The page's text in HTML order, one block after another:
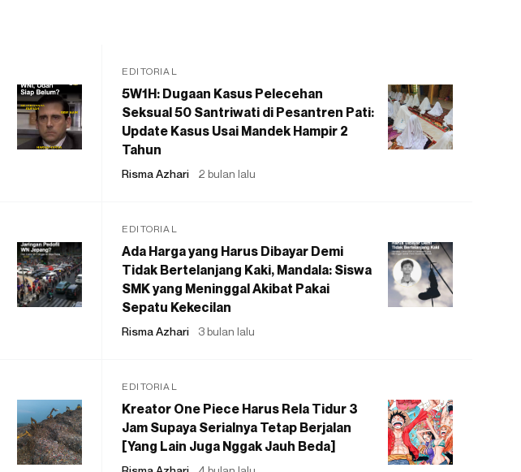
EDITORIAL
5W1H: Dugaan Kasus Pelecehan
Seksual 50 Santriwati di Pesantren Pati:
Update Kasus Usai Mandek Hampir 2
Tahun
Risma Azhari 2 bulan lalu
EDITORIAL
Ada Harga yang Harus Dibayar Demi
Tidak Bertelanjang Kaki, Mandala: Siswa
SMK yang Meninggal Akibat Pakai
Sepatu Kekecilan
Risma Azhari 3 bulan lalu
EDITORIAL
Kreator One Piece Harus Rela Tidur 3
Jam Supaya Serialnya Tetap Berjalan
[Yang Lain Juga Nggak Jauh Beda]